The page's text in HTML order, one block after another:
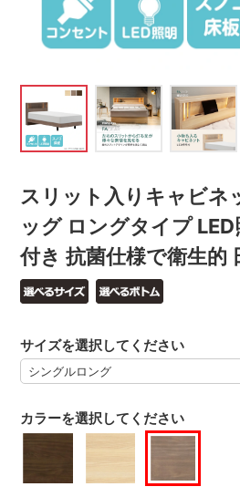
スリット入りキャビネ
ッグ ロングタイプ
付き 抗菌仕様で衛生的
カラーを選択してください
サイズを選択してください